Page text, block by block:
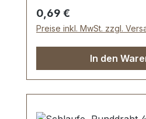
Materialstärke: 4,0
Stück Schlaufe
Regulärer Preis:
0,69 €
Preise inkl. MwSt. zzgl.
In den